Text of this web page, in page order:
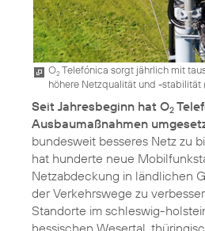
O2Telefónica sorgt jährlich mit
höhere Netzqualität und -stabilität
Seit Jahresbeginn hat O2
Ausbaumaßnahmen
bundesweit besseres Netz zu
hat hunderte neue
Netzabdeckung in ländlichen
der Verkehrswege zu
Standorte im schleswig-